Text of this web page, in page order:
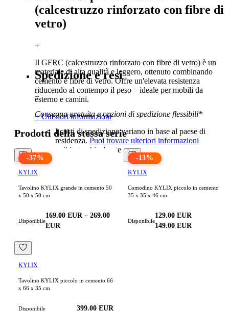
(calcestruzzo rinforzato con fibre di
vetro)
+
Il GFRC (calcestruzzo rinforzato con fibre di vetro) è un
materiale di alta qualità e leggero, ottenuto combinando
cemento e fibre di vetro. Offre un'elevata resistenza
riducendo al contempo il peso – ideale per mobili da
esterno e camini.
+ Ulteriori informazioni
Spedizione e resi
+
Consegna gratuita e opzioni di spedizione flessibili*
I costi di spedizione variano in base al paese di
residenza. Puoi trovare ulteriori informazioni
quibiographical note
Prodotti della stessa serie
-37%
KYLIX
Tavolino KYLIX grande in cemento 50
x 50 x 50 cm
Disponibile
169.00 EUR – 269.00
EUR
-13%
KYLIX
Comodino KYLIX piccolo in cemento
35 x 35 x 46 cm
Disponibile
129.00 EUR
149.00 EUR
KYLIX
Tavolino KYLIX piccolo in cemento 66
x 66 x 35 cm
Disponibile 399.00 EUR